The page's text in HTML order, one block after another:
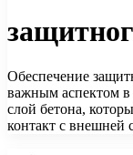
Обеспечение
важным аспектом
слой бетона,
контакт с внешней